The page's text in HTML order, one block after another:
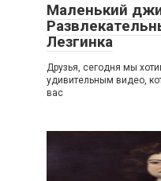
Маленький
Лезгинка
Друзья, сегодня мы
удивительным видео,
вас